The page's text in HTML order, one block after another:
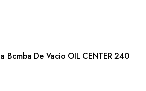
Bomba De Vacio OIL CENTER 240